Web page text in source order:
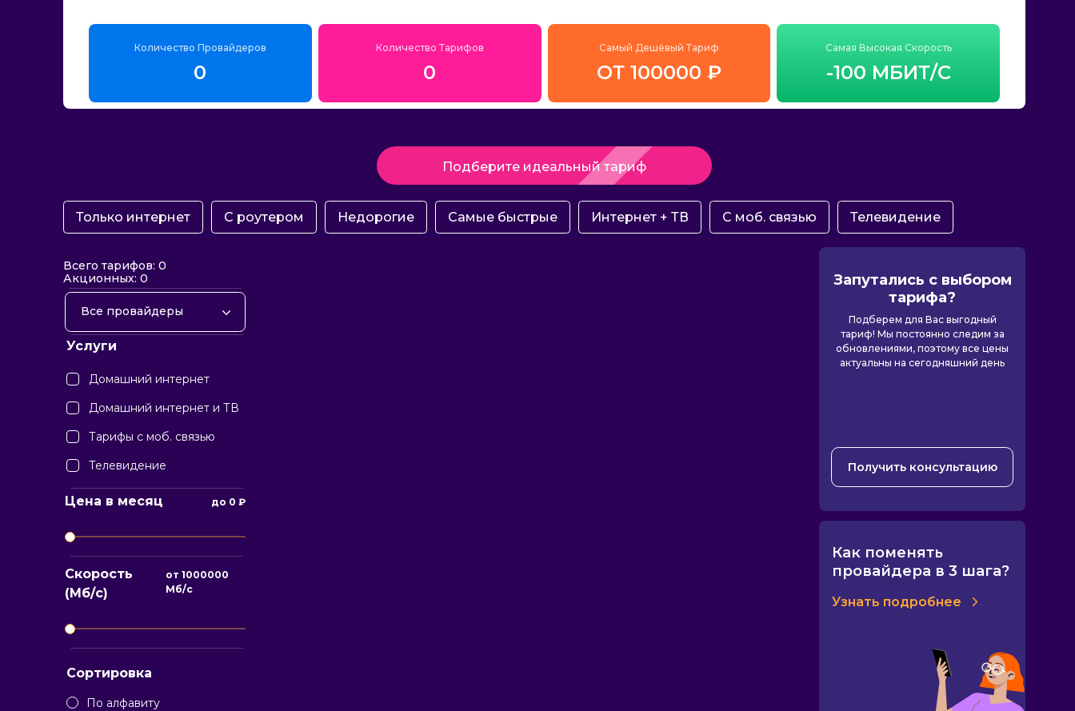
Количество Провайдеров
0
Количество Тарифов
0
Самый Дешёвый Тариф
ОТ 100000 ₽
Самая Высокая Скорость
-100 МБИТ/С
Подберите идеальный тариф
Только интернет С роутером Недорогие Самые быстрые Интернет + ТВ С моб. связью Телевидение
Всего тарифов: 0
Акционных: 0
Все провайдеры
Услуги
Домашний интернет
Домашний интернет и ТВ
Тарифы с моб. связью
Телевидение
Цена в месяц до 0 ₽
Скорость
(Мб/с)
от1000000
Мб/с
Сортировка
По алфавиту
Запутались с выбором
тарифа?
Подберем для Вас выгодный
тариф! Мы постоянно следим за
обновлениями, поэтому все цены
актуальны на сегодняшний день
Получить консультацию
Как поменять
провайдера в 3 шага?
Узнать подробнее